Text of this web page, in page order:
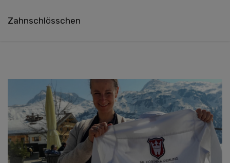
Zahnschlösschen